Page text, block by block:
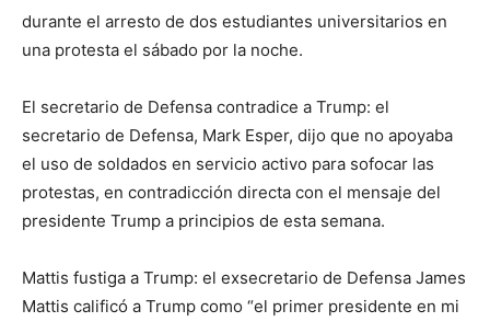
durante el arresto de dos estudiantes universitarios en
una protesta el sábado por la noche.
El secretario de Defensa contradice a Trump: el
secretario de Defensa, Mark Esper, dijo que no apoyaba
el uso de soldados en servicio activo para sofocar las
protestas, en contradicción directa con el mensaje del
presidente Trump a principios de esta semana.
Mattis fustiga a Trump: el exsecretario de Defensa James
Mattis calificó a Trump como “el primer presidente en mi